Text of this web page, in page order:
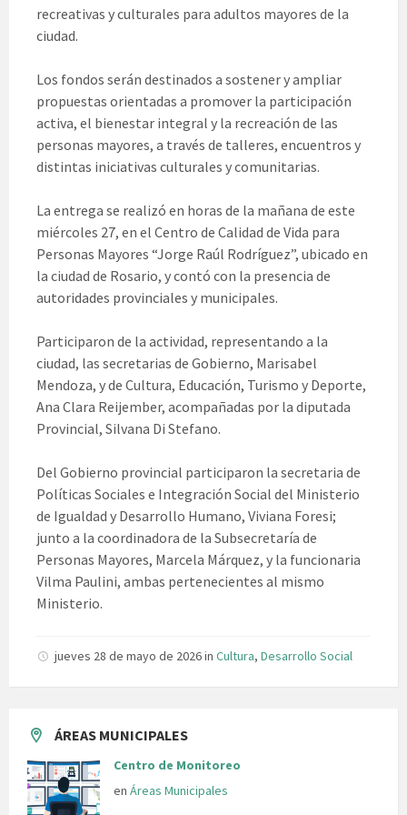
recreativas y culturales para adultos mayores de la
ciudad.
Los fondos serán destinados a sostener y ampliar
propuestas orientadas a promover la participación
activa, el bienestar integral y la recreación de las
personas mayores, a través de talleres, encuentros y
distintas iniciativas culturales y comunitarias.
La entrega se realizó en horas de la mañana de este
miércoles 27, en el Centro de Calidad de Vida para
Personas Mayores “Jorge Raúl Rodríguez”, ubicado en
la ciudad de Rosario, y contó con la presencia de
autoridades provinciales y municipales.
Participaron de la actividad, representando a la
ciudad, las secretarias de Gobierno, Marisabel
Mendoza, y de Cultura, Educación, Turismo y Deporte,
Ana Clara Reijember, acompañadas por la diputada
Provincial, Silvana Di Stefano.
Del Gobierno provincial participaron la secretaria de
Políticas Sociales e Integración Social del Ministerio
de Igualdad y Desarrollo Humano, Viviana Foresi;
junto a la coordinadora de la Subsecretaría de
Personas Mayores, Marcela Márquez, y la funcionaria
Vilma Paulini, ambas pertenecientes al mismo
Ministerio.
jueves 28 de mayo de 2026in Cultura, Desarrollo Social
ÁREAS MUNICIPALES
Centro de Monitoreo
en Áreas Municipales